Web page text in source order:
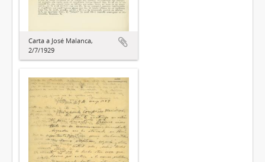
Carta a José Malanca,
2/7/1929